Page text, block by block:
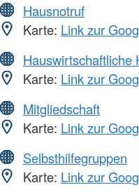
Hausnotruf
Karte: Link zur
Hauswirtschaftliche
Karte: Link zur
Mitgliedschaft
Karte: Link zur
Selbsthilfegruppen
Karte: Link zur